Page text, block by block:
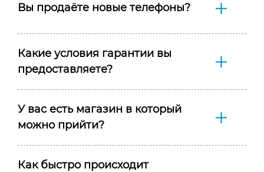
Вы продаёте новые телефоны?
Какие условия гарантии вы
предоставляете?
У вас есть магазин в который
можно прийти?
Как быстро происходит